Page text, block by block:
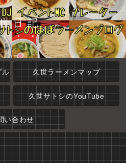
日記
ル 久世ラーメンマップ
久世サトシのYouTube
い合わせ